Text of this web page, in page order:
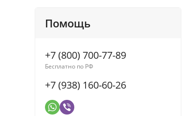
Помощь
+7 (800) 700-77-89
Бесплатно по РФ
+7 (938) 160-60-26